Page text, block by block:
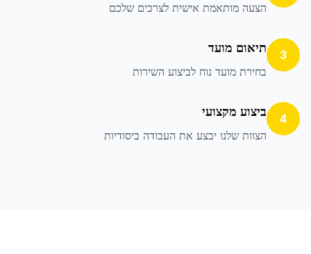
הצעה מותאמת אישית לצרכים שלכם
3 תיאום מועד
בחירת מועד נוח לביצוע השירות
4 ביצוע מקצועי
הצוות שלנו יבצע את העבודה ביסודיות